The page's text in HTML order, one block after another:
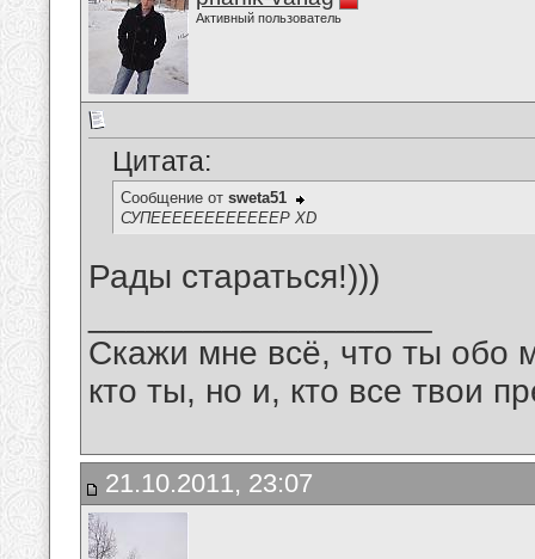
Активный пользователь
Цитата:
Сообщение от sweta51
СУПЕЕЕЕЕЕЕЕЕЕЕЕР XD
Рады стараться!)))
Скажи мне всё, что ты обо
кто ты, но и, кто все твои
21.10.2011, 23:07